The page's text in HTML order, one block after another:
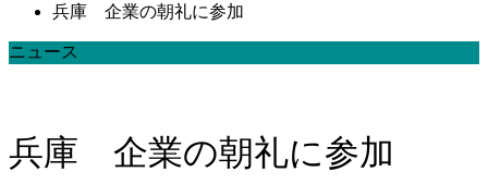
兵庫 企業の朝礼に参加
ニュース
兵庫 企業の朝礼に参加